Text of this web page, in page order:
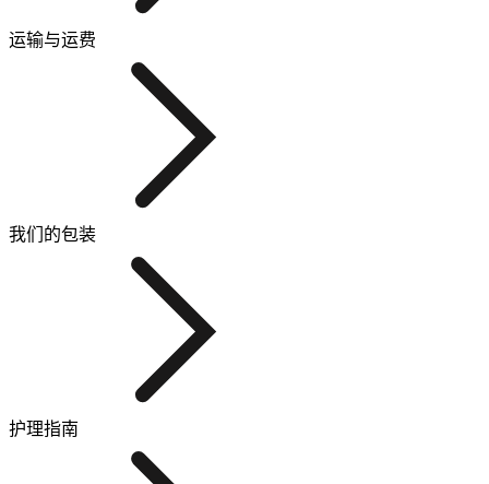
运输与运费
我们的包装
护理指南